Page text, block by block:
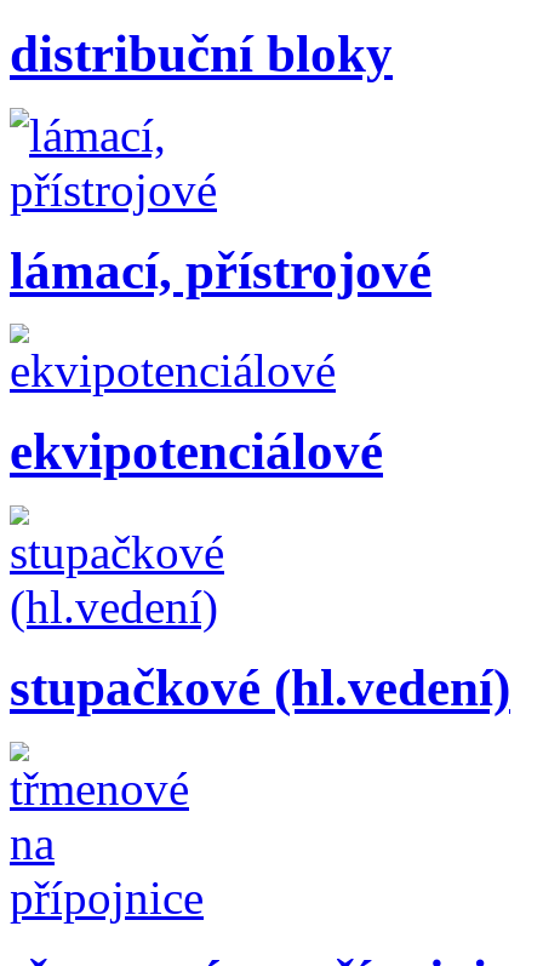
distribuční bloky
lámací, přístrojové
ekvipotenciálové
stupačkové (hl.vedení)